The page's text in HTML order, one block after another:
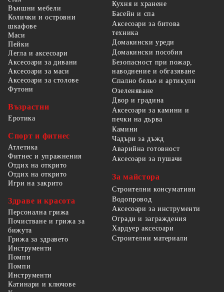
Външни мебели
Колички и островни
шкафове
Маси
Пейки
Легла и аксесоари
Аксесоари за дивани
Аксесоари за маси
Аксесоари за столове
Футони
Възрастни
Еротика
Спорт и фитнес
Атлетика
Фитнес и упражнения
Отдих на открито
Отдих на открито
Игри на закрито
Здраве и красота
Персонална грижа
Почистване и грижа за
бижута
Грижа за здравето
Кухня и хранене
Басейн и спа
Аксесоари за битова
техника
Домакински уреди
Домакински пособия
Безопасност при пожар,
наводнение и обгазяване
Спално бельо и артикули
Озеленяване
Двор и градина
Аксесоари за камини и
печки на дърва
Камини
Чадъри за дъжд
Аварийна готовност
Аксесоари за пушачи
За майстора
Строителни консумативи
Водопровод
Аксесоари за инструменти
Огради и заграждения
Хардуер аксесоари
Строителни материали
Инструменти
Помпи
Помпи
Инструменти
Катинари и ключове